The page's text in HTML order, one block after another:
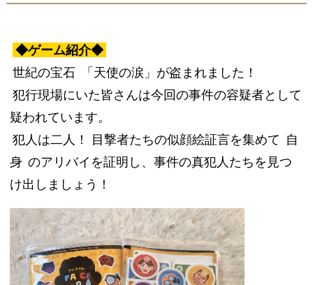
◆ゲーム紹介◆
世紀の宝石
「天使の涙」が盗まれました！
犯行現場にいた皆さんは今回の事件の容疑者として
疑われています。
犯人は二人！ 目撃者たちの似顔絵証言を集めて 自
身 のアリバイを証明し、事件の真犯人たちを見つ
け出しましょう！